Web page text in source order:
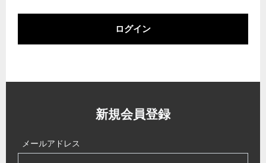
ログイン
新規会員登録
メールアドレス